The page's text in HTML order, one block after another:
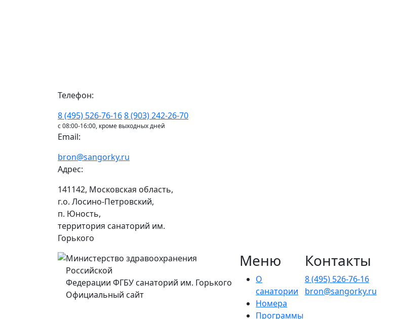
Телефон:
8 (495) 526-76-168 (903) 242-26-70
с 08:00-16:00, кроме выходных дней
Email:
bron@sangorky.ru
Адрес:
141142, Московская область,
г.о. Лосино-Петровский,
п. Юность,
территория санаторий им.
Горького
Министерство здравоохранения
Российской
Федерации ФГБУ санаторий им. Горького
Официальный сайт
Меню
О
санатории
Номера
Программы
Контакты
8 (495) 526-76-16
bron@sangorky.ru